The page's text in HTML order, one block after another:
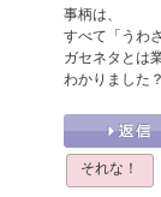
事柄は、
すべて「うわ
ガセネタとは
わかりました？
それな！